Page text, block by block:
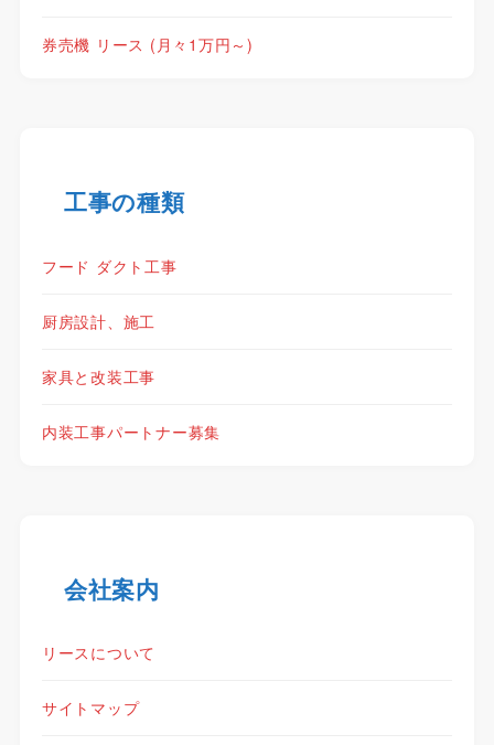
券売機 リース (月々1万円～)
工事の種類
フード ダクト工事
厨房設計、施工
家具と改装工事
内装工事パートナー募集
会社案内
リースについて
サイトマップ